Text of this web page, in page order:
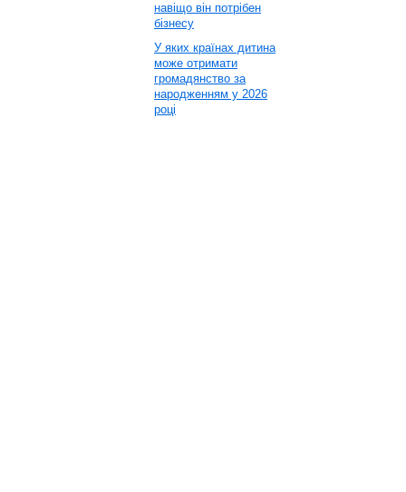
навіщо він потрібен
бізнесу
У яких країнах дитина
може отримати
громадянство за
народженням у 2026
році